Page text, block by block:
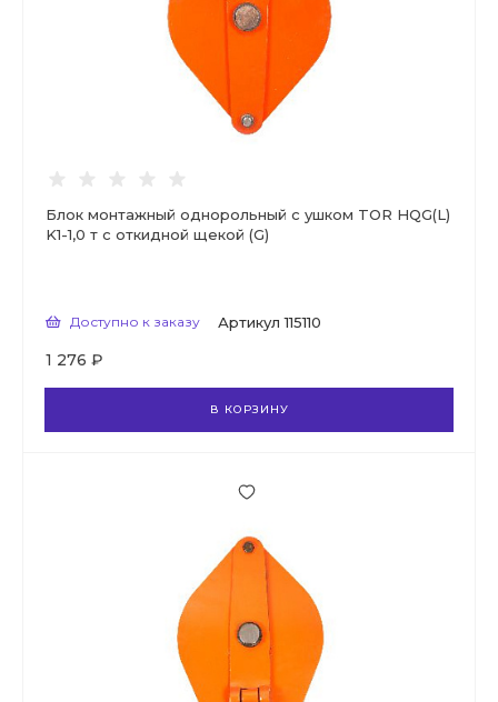
Блок монтажный однорольный с ушком TOR HQG(L)
K1-1,0 т с откидной щекой (G)
Доступно к заказу Артикул 115110
1 276 ₽
В КОРЗИНУ